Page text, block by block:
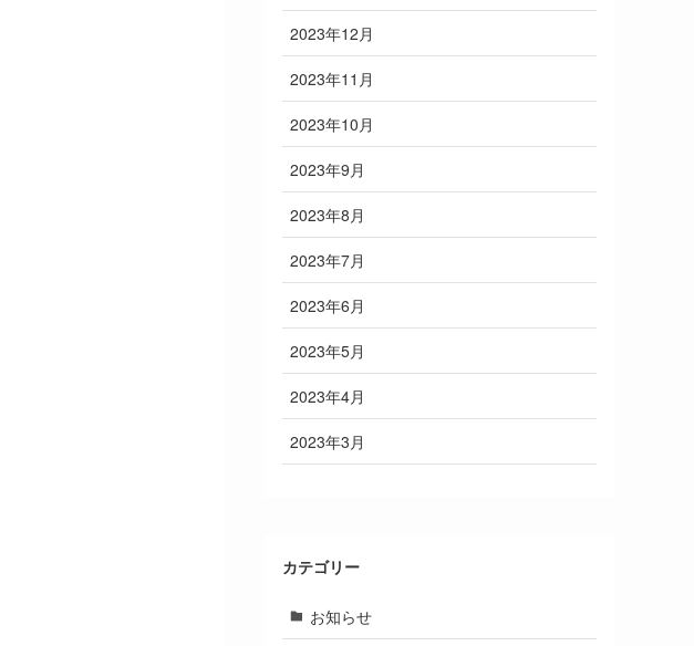
2023年12月
2023年11月
2023年10月
2023年9月
2023年8月
2023年7月
2023年6月
2023年5月
2023年4月
2023年3月
カテゴリー
お知らせ